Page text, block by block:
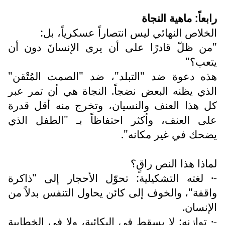
رابعاً: ماهية النجاة
الخلاص النهائي ليس انتصاراً عسكرياً، بل:
"من ظلّ قادرًا على أن يرى الإنسانَ دون أن
يتعب؟"
هذه دعوة ضد "التبلد"، ضد "الصمت المُتْقن"
الذي يظنه البعض نضجاً. النجاة هي أن تمر عبر
كل هذا العنف والنسيان، وتخرج منه أقل قدرة
على العنف، وأكثر احتفاظاً بـ "الطفل الذي
يضحك في غير مكانه".
لماذا هذا النص راقٍ؟
-· لغته التشكيلية: تحوّل الأحجار إلى "ذاكرة
واقفة"، والخوف إلى كائن يحاول التنفس بدلاً من
الإنسان.
-· توازنه: لا يسقط في البكائية، ولا في الخطابية